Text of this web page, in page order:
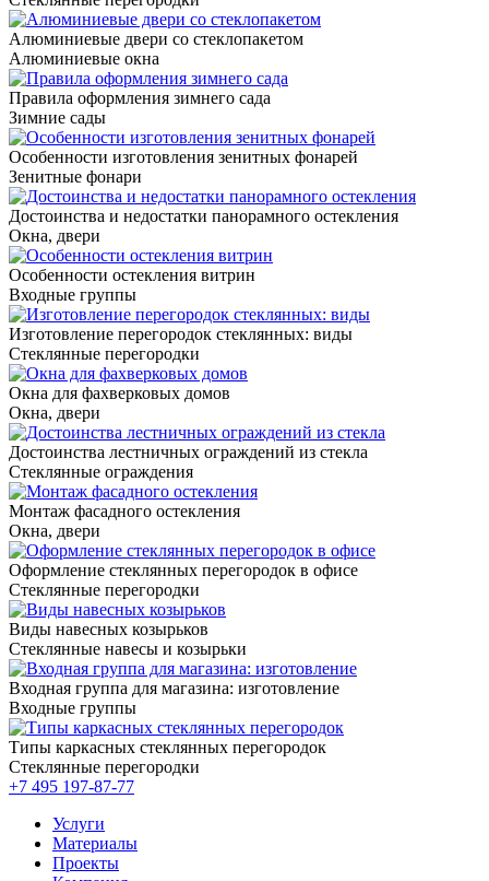
Алюминиевые двери со стеклопакетом
Алюминиевые окна
Правила оформления зимнего сада
Зимние сады
Особенности изготовления зенитных фонарей
Зенитные фонари
Достоинства и недостатки панорамного остекления
Окна, двери
Особенности остекления витрин
Входные группы
Изготовление перегородок стеклянных: виды
Стеклянные перегородки
Окна для фахверковых домов
Окна, двери
Достоинства лестничных ограждений из стекла
Стеклянные ограждения
Монтаж фасадного остекления
Окна, двери
Оформление стеклянных перегородок в офисе
Стеклянные перегородки
Виды навесных козырьков
Стеклянные навесы и козырьки
Входная группа для магазина: изготовление
Входные группы
Типы каркасных стеклянных перегородок
Стеклянные перегородки
+7 495 197-87-77
Услуги
Материалы
Проекты